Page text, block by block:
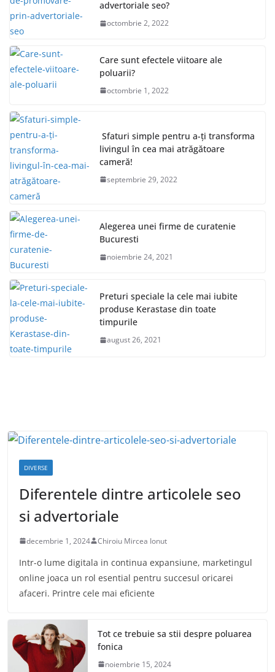
advertoriale seo?
octombrie 2, 2022
Care sunt efectele viitoare ale
poluarii?
octombrie 1, 2022
Sfaturi simple pentru a-ți transforma
livingul în cea mai atrăgătoare
cameră!
septembrie 29, 2022
Alegerea unei firme de curatenie
Bucuresti
noiembrie 24, 2021
Preturi speciale la cele mai iubite
produse Kerastase din toate
timpurile
august 26, 2021
DIVERSE
Diferentele dintre articolele seo
si advertoriale
decembrie 1, 2024 Chiroiu Mircea Ionut
Intr-o lume digitala in continua expansiune, marketingul
online joaca un rol esential pentru succesul oricarei
afaceri. Printre cele mai eficiente
Tot ce trebuie sa stii despre poluarea
fonica
noiembrie 15, 2024